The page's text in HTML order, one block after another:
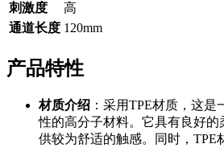
刺激度
高
通道长度 120mm
产品特性
材质介绍 ：采用TPE材质，这
性的高分子材料。它具有良好的
供较为舒适的触感。同时，TPE